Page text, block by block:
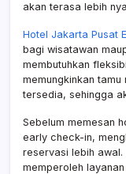
akan terasa lebih
Hotel Jakarta Pusat
bagi wisatawan
membutuhkan
memungkinkan
tersedia, sehingga
Sebelum memesan
early check-in,
reservasi lebih
memperoleh